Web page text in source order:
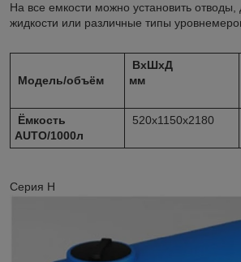
На все емкости можно установить отводы,
жидкости или различные типы
Модель/объём
ВхШхД
мм
Ёмкость
AUTO/1000л
520х1150х2180
Серия Н